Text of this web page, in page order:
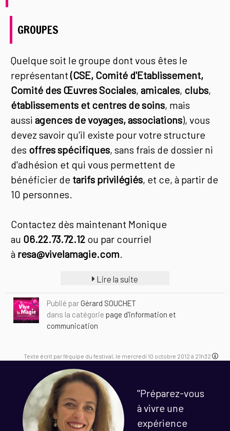
GROUPES
Quelque soit le groupe dont vous êtes le
représentant(CSE, Comité d'Etablissement,
Comité des Œuvres Sociales,amicales, clubs,
établissements et centres de soins, mais
aussiagences de voyages, associations), vous
devez savoir qu'il existe pour votre structure
des offres spécifiques, sans frais de dossier ni
d'adhésion et qui vous permettent de
bénéficier de tarifs privilégiés, et ce, à partir de
10 personnes.
Contactez dès maintenant Monique
au 06.22.73.72.12 ou par courriel
à resa@vivelamagie.com
Lire la suite
Publié par Gérard SOUCHET
dans la catégorie page d'information et
communication
Texte écrit par l'équipe du festival, le mercredi 10 octobre 2012 à 21h32
"Préparez-vous
à vivre une
expérience